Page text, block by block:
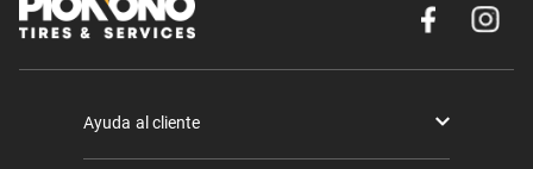
Ayuda al cliente